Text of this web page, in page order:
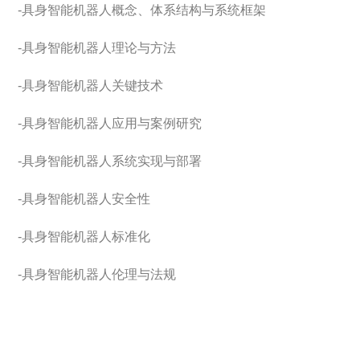
-具身智能机器人概念、体系结构与系统框架
-具身智能机器人理论与方法
-具身智能机器人关键技术
-具身智能机器人应用与案例研究
-具身智能机器人系统实现与部署
-具身智能机器人安全性
-具身智能机器人标准化
-具身智能机器人伦理与法规